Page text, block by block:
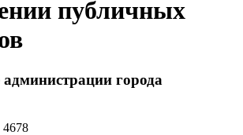
публичных
города
4678